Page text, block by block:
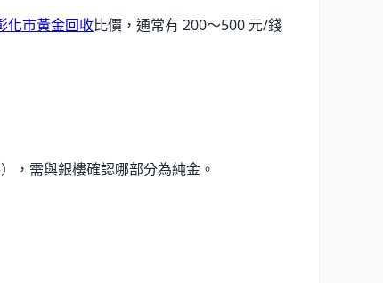
化市黃金回收比價，通常有 200〜500 元/錢
，需與銀樓確認哪部分為純金。